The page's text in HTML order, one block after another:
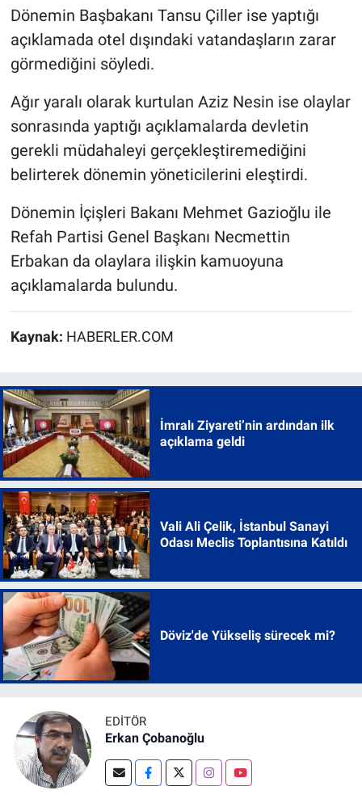
Dönemin Başbakanı Tansu Çiller ise yaptığı
açıklamada otel dışındaki vatandaşların zarar
görmediğini söyledi.
Ağır yaralı olarak kurtulan Aziz Nesin ise olaylar
sonrasında yaptığı açıklamalarda devletin
gerekli müdahaleyi gerçekleştiremediğini
belirterek dönemin yöneticilerini eleştirdi.
Dönemin İçişleri Bakanı Mehmet Gazioğlu ile
Refah Partisi Genel Başkanı Necmettin
Erbakan da olaylara ilişkin kamuoyuna
açıklamalarda bulundu.
Kaynak: HABERLER.COM
İmralı Ziyareti’nin ardından ilk
açıklama geldi
Vali Ali Çelik, İstanbul Sanayi
Odası Meclis Toplantısına Katıldı
Döviz'de Yükseliş sürecek mi?
EDITÖR
Erkan Çobanoğlu